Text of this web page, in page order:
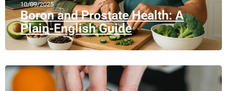
10/09/2025
Boron and Prostate Health: A
Plain-English Guide